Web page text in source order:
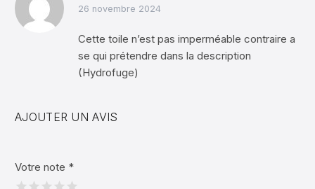
26 novembre 2024
Cette toile n’est pas imperméable contraire a
se qui prétendre dans la description
(Hydrofuge)
AJOUTER UN AVIS
Votre note *